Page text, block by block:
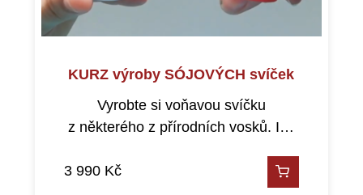
KURZ výroby SÓJOVÝCH svíček
Vyrobte si voňavou svíčku
z některého z přírodních vosků. I…
3 990Kč